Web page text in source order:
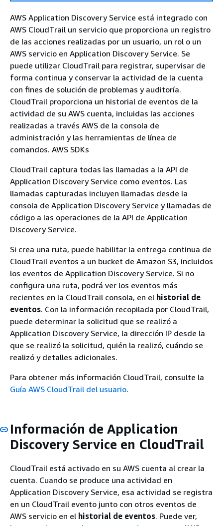
AWS Application Discovery Service está integrado con
AWS CloudTrail un servicio que proporciona un registro
de las acciones realizadas por un usuario, un rol o un
AWS servicio en Application Discovery Service. Se
puede utilizar CloudTrail para registrar, supervisar de
forma continua y conservar la actividad de la cuenta
con fines de solución de problemas y auditoría.
CloudTrail proporciona un historial de eventos de la
actividad de su AWS cuenta, incluidas las acciones
realizadas a través AWS de la consola de
administración y las herramientas de línea de
comandos. AWS SDKs
CloudTrail captura todas las llamadas a la API de
Application Discovery Service como eventos. Las
llamadas capturadas incluyen llamadas desde la
consola de Application Discovery Service y llamadas de
código a las operaciones de la API de Application
Discovery Service.
Si crea una ruta, puede habilitar la entrega continua de
CloudTrail eventos a un bucket de Amazon S3, incluidos
los eventos de Application Discovery Service. Si no
configura una ruta, podrá ver los eventos más
recientes en la CloudTrail consola, en el historial de
eventos. Con la información recopilada por CloudTrail,
puede determinar la solicitud que se realizó a
Application Discovery Service, la dirección IP desde la
que se realizó la solicitud, quién la realizó, cuándo se
realizó y detalles adicionales.
Para obtener más información CloudTrail, consulte la
Guía AWS CloudTrail del usuario.
Información de Application
Discovery Service en CloudTrail
CloudTrail está activado en su AWS cuenta al crear la
cuenta. Cuando se produce una actividad en
Application Discovery Service, esa actividad se registra
en un CloudTrail evento junto con otros eventos de
AWS servicio en el historial de eventos. Puede ver,